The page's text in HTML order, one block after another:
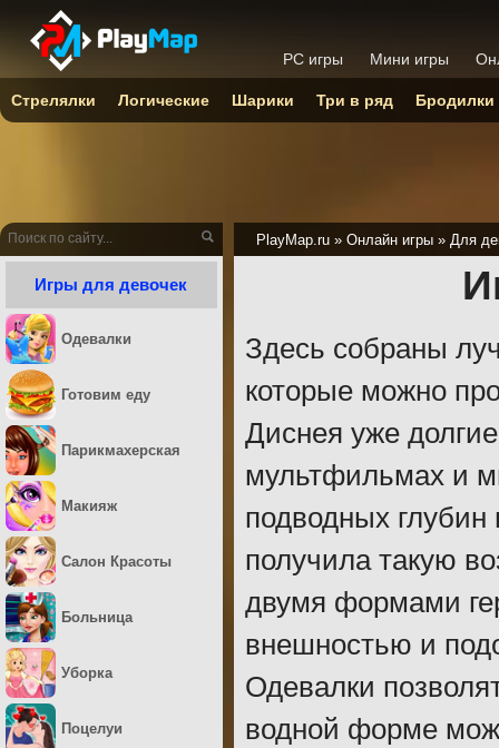
PlayMap.ru » Онлайн игры » Для
Здесь собраны
которые можно
Диснея уже
мультфильмах и
подводных глубин
получила такую
двумя формами
внешностью и
Одевалки
водной форме
Игры для девочек
Одевалки
Готовим еду
Парикмахерская
Макияж
Салон Красоты
Больница
Уборка
Поцелуи
PC игры Мини игры
Стрелялки Логические Шарики Три в ряд Бродилки